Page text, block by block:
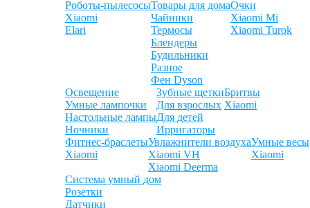
Роботы-пылесосы
Xiaomi
Elari
Товары для дома
Чайники
Термосы
Блендеры
Будильники
Разное
Фен Dyson
Очки
Xiaomi Mi
Xiaomi Turok
Освещение
Умные лампочки
Настольные лампы
Ночники
Зубные щетки
Для взрослых
Для детей
Ирригаторы
Бритвы
Xiaomi
Фитнес-браслеты
Xiaomi
Увлажнители воздуха
Xiaomi VH
Xiaomi Deerma
Умные весы
Xiaomi
Система умный дом
Розетки
Датчики